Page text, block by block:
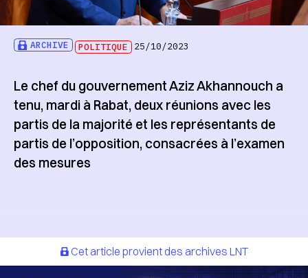
ARCHIVE POLITIQUE 25/10/2023
Le chef du gouvernement Aziz Akhannouch a
tenu, mardi à Rabat, deux réunions avec les
partis de la majorité et les représentants de
partis de l’opposition, consacrées à l’examen
des mesures
Cet article provient des archives LNT